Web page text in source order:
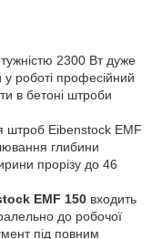
2300 Вт дуже
роботі професійний
в бетоні штроби
штроб Eibenstock EMF
глибини
прорізу до 46
EMF 150 входить
до робочої
під повним